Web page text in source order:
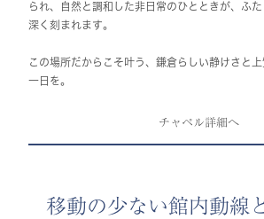
られ、自然と調和した非日常のひとときが、ふ
深く刻まれます。
この場所だからこそ叶う、鎌倉らしい静けさと
一日を。
チャペル詳細へ
移動の少ない館内動線